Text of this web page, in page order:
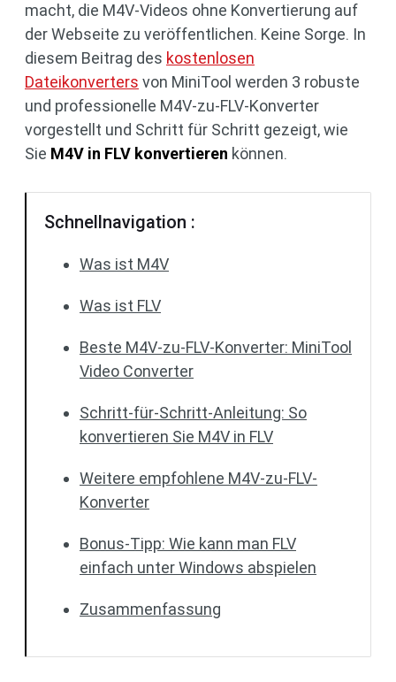
macht, die M4V-Videos ohne Konvertierung auf
der Webseite zu veröffentlichen. Keine Sorge. In
diesem Beitrag des kostenlosen
Dateikonverters von MiniTool werden 3 robuste
und professionelle M4V-zu-FLV-Konverter
vorgestellt und Schritt für Schritt gezeigt, wie
Sie M4V in FLV konvertieren können.
Schnellnavigation :
Was ist M4V
Was ist FLV
Beste M4V-zu-FLV-Konverter: MiniTool
Video Converter
Schritt-für-Schritt-Anleitung: So
konvertieren Sie M4V in FLV
Weitere empfohlene M4V-zu-FLV-
Konverter
Bonus-Tipp: Wie kann man FLV
einfach unter Windows abspielen
Zusammenfassung